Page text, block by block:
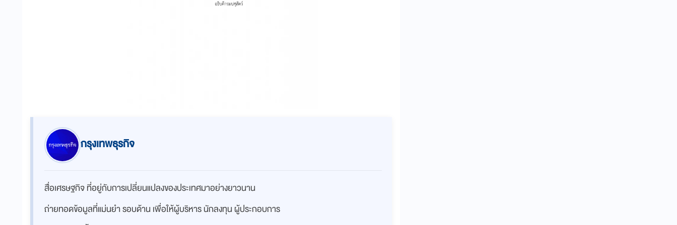
กรุงเทพธุรกิจ
สื่อเศรษฐกิจ ที่อยู่กับการเปลี่ยนแปลงของประเทศมาอย่างยาวนาน
ถ่ายทอดข้อมูลที่แม่นยำ รอบด้าน เพื่อให้ผู้บริหาร นักลงทุน ผู้ประกอบการ